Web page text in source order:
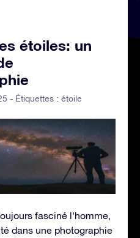
étoiles: un
- Étiquettes : étoile
fasciné l'homme,
dans une photographie